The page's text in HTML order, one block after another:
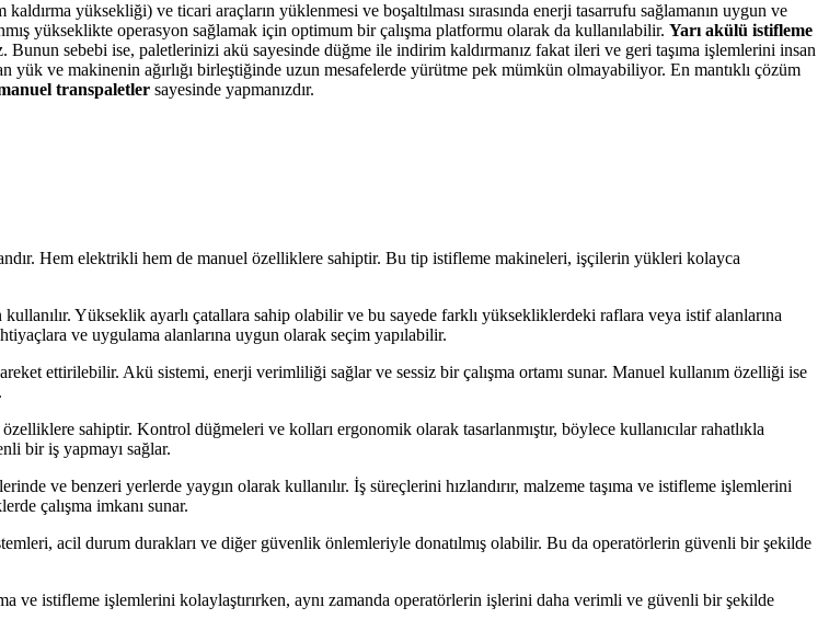
yüksekliği) ve ticari araçların yüklenmesi ve boşaltılması sırasında enerji tasarrufu sağlamanın uygun ve
yükseklikte operasyon sağlamak için optimum bir çalışma platformu olarak da kullanılabilir. Yarı akülü istifleme
sebebi ise, paletlerinizi akü sayesinde düğme ile indirim kaldırmanız fakat ileri ve geri taşıma işlemlerini insan
yük ve makinenin ağırlığı birleştiğinde uzun mesafelerde yürütme pek mümkün olmayabiliyor. En mantıklı çözüm
transpaletler sayesinde yapmanızdır.
Hem elektrikli hem de manuel özelliklere sahiptir. Bu tip istifleme makineleri, işçilerin yükleri kolayca
Yükseklik ayarlı çatallara sahip olabilir ve bu sayede farklı yüksekliklerdeki raflara veya istif alanlarına
ve uygulama alanlarına uygun olarak seçim yapılabilir.
ettirilebilir. Akü sistemi, enerji verimliliği sağlar ve sessiz bir çalışma ortamı sunar. Manuel kullanım özelliği ise
sahiptir. Kontrol düğmeleri ve kolları ergonomik olarak tasarlanmıştır, böylece kullanıcılar rahatlıkla
bir iş yapmayı sağlar.
ve benzeri yerlerde yaygın olarak kullanılır. İş süreçlerini hızlandırır, malzeme taşıma ve istifleme işlemlerini
çalışma imkanı sunar.
acil durum durakları ve diğer güvenlik önlemleriyle donatılmış olabilir. Bu da operatörlerin güvenli bir şekilde
ve istifleme işlemlerini kolaylaştırırken, aynı zamanda operatörlerin işlerini daha verimli ve güvenli bir şekilde